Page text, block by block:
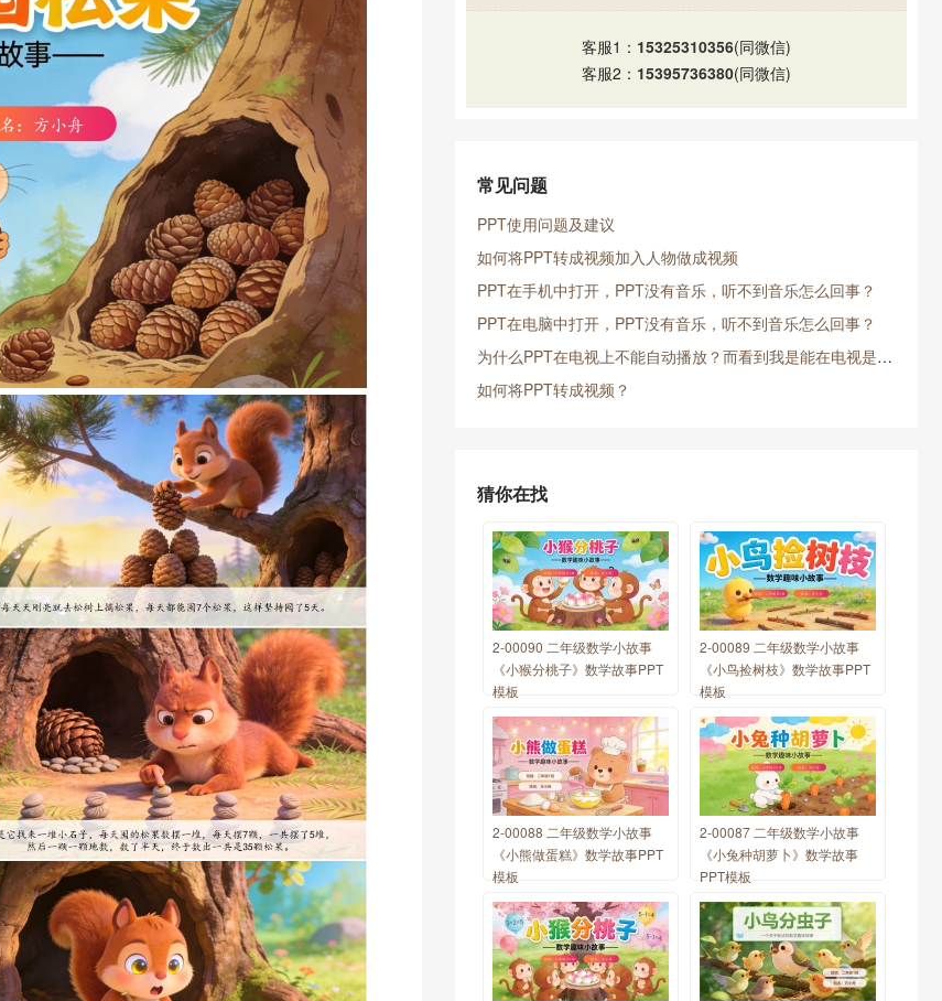
客服1： 15325310356(同微信)
客服2： 15395736380(同微信)
常见问题
PPT使用问题及建议
如何将PPT转成视频加入人物做成视频
PPT在手机中打开，PPT没有音乐，听不到音乐怎么回事？
PPT在电脑中打开，PPT没有音乐，听不到音乐怎么回事？
为什么PPT在电视上不能自动播放？而看到我是能在电视是放映的？
如何将PPT转成视频？
猜你在找
2-00090 二年级数学小故事
《小猴分桃子》数学故事PPT
模板
2-00089 二年级数学小故事
《小鸟捡树枝》数学故事PPT
模板
2-00088 二年级数学小故事
《小熊做蛋糕》数学故事PPT
模板
2-00087 二年级数学小故事
《小兔种胡萝卜》数学故事
PPT模板